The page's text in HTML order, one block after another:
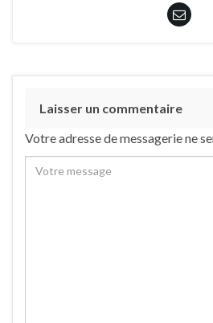
Laisser un commentaire
Votre adresse de messagerie ne